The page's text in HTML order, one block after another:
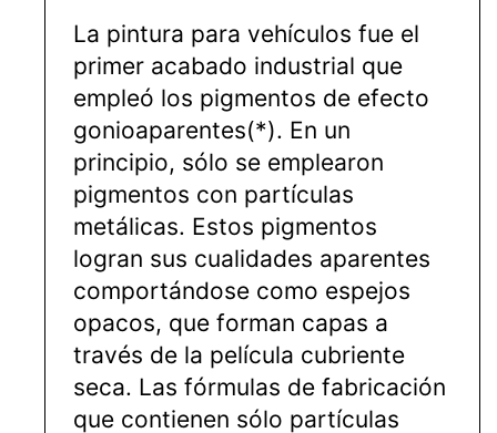
La pintura para vehículos fue el
primer acabado industrial que
empleó los pigmentos de efecto
gonioaparentes(*). En un
principio, sólo se emplearon
pigmentos con partículas
metálicas. Estos pigmentos
logran sus cualidades aparentes
comportándose como espejos
opacos, que forman capas a
través de la película cubriente
seca. Las fórmulas de fabricación
que contienen sólo partículas